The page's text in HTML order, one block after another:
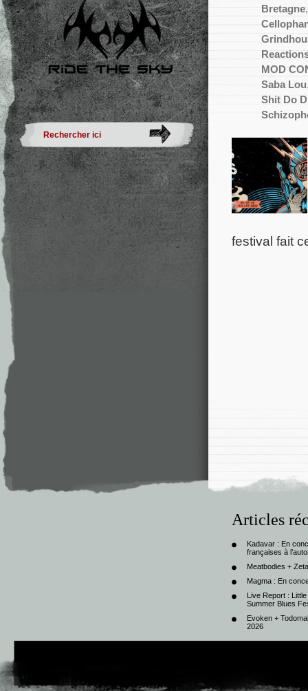
Bretagne
MOD
Saba Lou
Shit Do
festival fait
Articles
Kadavar : En
françaises à
Meatbodies +
Magma : En
Live Report :
Summer Blues
Evoken +
2026